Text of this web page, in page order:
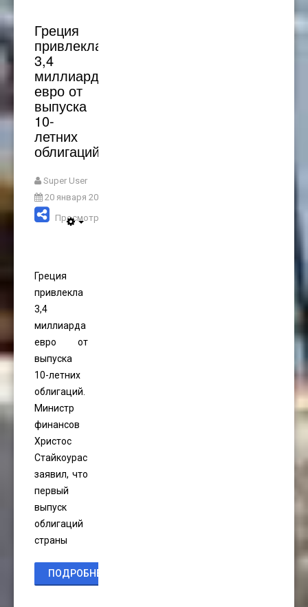
Греция
привлекла
3,4
миллиарда
евро от
выпуска
10-
летних
облигаций
Super User
20 января 2022
Просмотров: 3215
Греция
привлекла
3,4
миллиарда
евро от
выпуска
10-летних
облигаций.
Министр
финансов
Христос
Стайкоурас
заявил, что
первый
выпуск
облигаций
страны
ПОДРОБНЕЕ...